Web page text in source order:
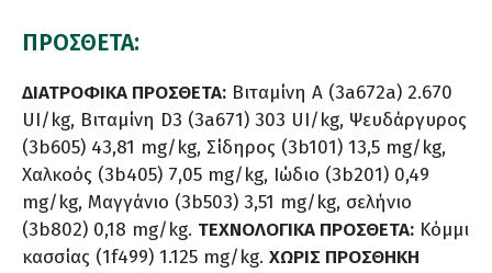
ΠΡΟΣΘΕΤΑ:
ΔΙΑΤΡΟΦΙΚΑ ΠΡΟΣΘΕΤΑ: Βιταμίνη Α (3a672a) 2.670
UI/kg, Βιταμίνη D3 (3a671) 303 UI/kg, Ψευδάργυρος
(3b605) 43,81 mg/kg, Σίδηρος (3b101) 13,5 mg/kg,
Χαλκοός (3b405) 7,05 mg/kg, Ιώδιο (3b201) 0,49
mg/kg, Μαγγάνιο (3b503) 3,51 mg/kg, σελήνιο
(3b802) 0,18 mg/kg. ΤΕΧΝΟΛΟΓΙΚΑ ΠΡΟΣΘΕΤΑ: Κόμμι
κασσίας (1f499) 1.125 mg/kg. ΧΩΡΙΣ ΠΡΟΣΘΗΚΗ